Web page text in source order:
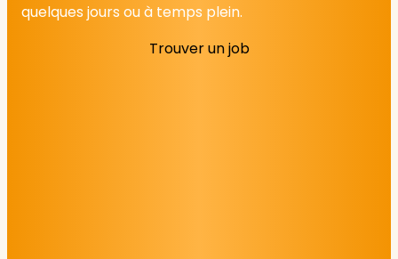
quelques jours ou à temps plein.
Trouver un job